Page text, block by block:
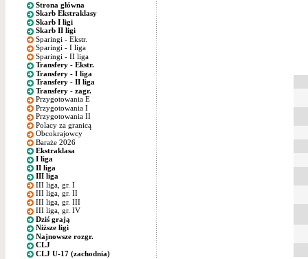
Strona główna
Skarb Ekstraklasy
Skarb I ligi
Skarb II ligi
Sparingi - Ekstr.
Sparingi - I liga
Sparingi - II liga
Transfery - Ekstr.
Transfery - I liga
Transfery - II liga
Transfery - zagr.
Przygotowania E
Przygotowania I
Przygotowania II
Polacy za granicą
Obcokrajowcy
Baraże 2026
Ekstraklasa
I liga
II liga
III liga
III liga, gr. I
III liga, gr. II
III liga, gr. III
III liga, gr. IV
Dziś grają
Niższe ligi
Najnowsze rozgr.
CLJ
CLJ U-17 (zachodnia)